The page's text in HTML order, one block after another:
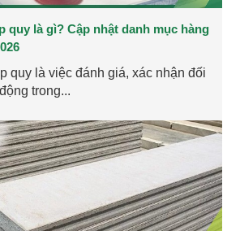
quy là gì? Cập nhật danh mục hàng
quy là việc đánh giá, xác nhận đối
trong...